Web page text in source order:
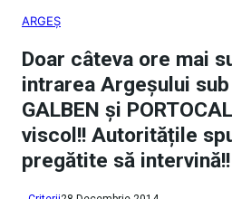
ARGEȘ
Doar câteva ore mai
intrarea Argeșului
GALBEN și
viscol!! Autoritățile
pregătite să intervină!!